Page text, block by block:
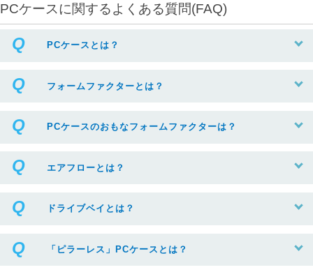
PCケースに関するよくある質問(FAQ)
PCケースとは？
フォームファクターとは？
PCケースのおもなフォームファクターは？
エアフローとは？
ドライブベイとは？
「ピラーレス」PCケースとは？